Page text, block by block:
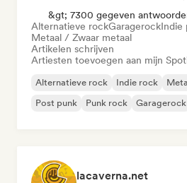
&gt; 7300 gegeven
Alternatieve rockGaragerockIndie
Metaal / Zwaar metaal
Artikelen schrijven
Artiesten toevoegen aan mijn
Alternatieve rock Indie rock
Post punk
Punk rock Garagerock
lacaverna.net